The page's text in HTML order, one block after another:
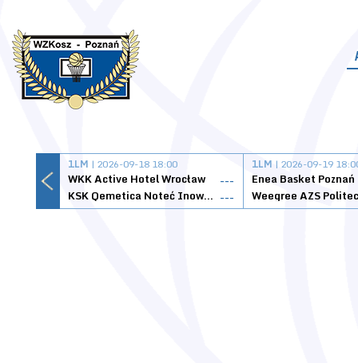
1LM | 2026-09-18 18:00
WKK Active Hotel Wrocław
---
KSK Qemetica Noteć Inowrocław ---
1LM | 2026-09-19
Enea Basket Poznań